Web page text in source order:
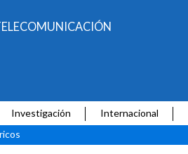
Investigación Internacional